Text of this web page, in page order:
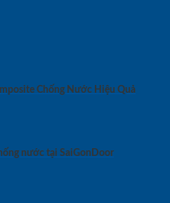
Chống Nước Hiệu Quả
nước tại SaiGonDoor